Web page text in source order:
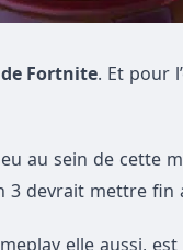
Fortnite. Et pour
au sein de cette
3 devrait mettre fin
elle aussi,